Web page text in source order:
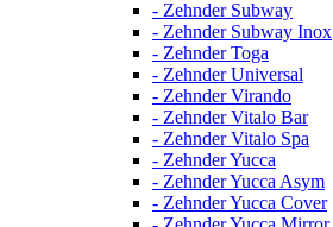
- Zehnder Subway
- Zehnder Subway Inox
- Zehnder Toga
- Zehnder Universal
- Zehnder Virando
- Zehnder Vitalo Bar
- Zehnder Vitalo Spa
- Zehnder Yucca
- Zehnder Yucca Asym
- Zehnder Yucca Cover